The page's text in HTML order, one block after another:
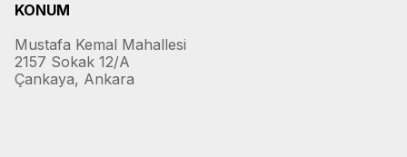
KONUM
Mustafa Kemal Mahallesi
2157 Sokak 12/A
Çankaya, Ankara